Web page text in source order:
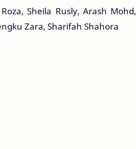
Sheila Rusly, Arash Mohd,
Zara, Sharifah Shahora